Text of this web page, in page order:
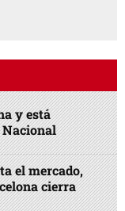
y está
Nacional
el mercado,
cierra